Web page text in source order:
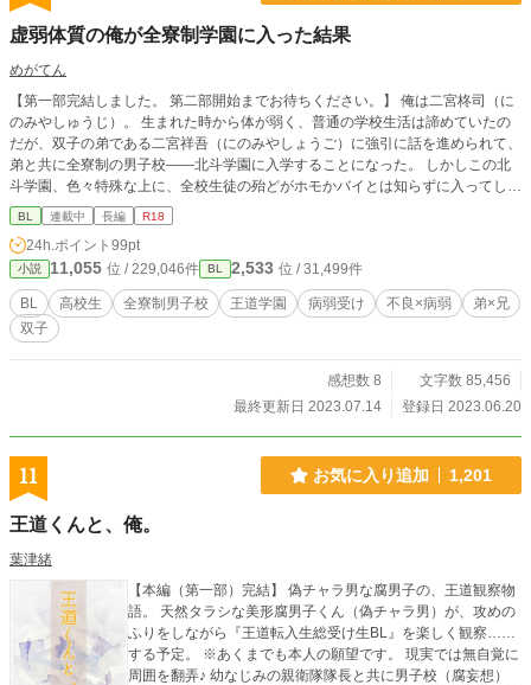
虚弱体質の俺が全寮制学園に入った結果
めがてん
【第一部完結しました。 第二部開始までお待ちください。】 俺は二宮柊司（に
のみやしゅうじ）。 生まれた時から体が弱く、普通の学校生活は諦めていたの
だが、双子の弟である二宮祥吾（にのみやしょうご）に強引に話を進められて、
弟と共に全寮制の男子校――北斗学園に入学することになった。 しかしこの北
斗学園、色々特殊な上に、全校生徒の殆どがホモかバイとは知らずに入ってしま
った俺は、この学校の特殊な環境に否が応でも巻き込まれていくことになる。
――そしてこの学園で出会った一人の男子生徒。 彼は学校内では多くの生徒か
ら恐れられている不良で、いつも一人で居た。 でも、彼はいつも困ったときに
俺を助けてくれる。 そんな彼との出会いが、俺の運命を変えていくのだった。
＊＊＊ 相変わらず病弱受けが性癖な作者が、病弱な子が所謂BL王道学園に入っ
たらどうなるかを妄想した結果の上の産物です。 カプは固定。双子の弟×兄要素
ありますがあくまで添え物、メインは厄介な事情を抱えた不良×病弱です。 R18
BL 連載中 長編 R18
24h.ポイント 99pt
小説 11,055 位 / 229,046件 BL 2,533 位 / 31,499件
BL 高校生 全寮制男子校 王道学園 病弱受け 不良×病弱
弟×兄
双子
感想数 8
文字数 85,456
最終更新日 2023.07.14
登録日 2023.06.20
11 お気に入り追加 1,201
王道くんと、俺。
葉津緒
【本編（第一部）完結】 偽チャラ男な腐男子の、王道観察物
語。 天然タラシな美形腐男子くん（偽チャラ男）が、攻めの
ふりをしながら『王道転入生総受け生BL』を楽しく観察……
する予定。 ※あくまでも本人の願望です。 現実では無自覚に
周囲を翻弄♪ 幼なじみの親衛隊隊長と共に男子校（腐妄想）